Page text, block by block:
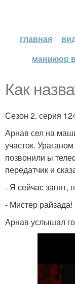
главная
маникюр
Как
Сезон 2. серия
Арнав сел на
участок.
позвонили ы
передатчик и
- Я сейчас занят,
- Мистер райзада!
Арнав услышал